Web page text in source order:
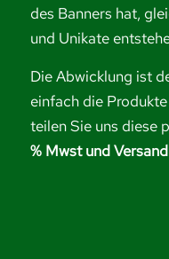
des Banners hat,
und Unikate
Die Abwicklung ist
einfach die
teilen Sie uns diese
% Mwst und Versand